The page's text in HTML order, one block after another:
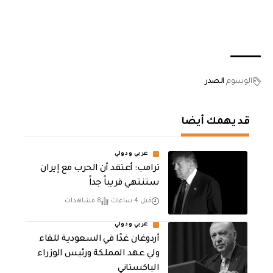
الوسوم الصدر
قد يهمك أيضا
عربي ودولي
‏ترامب: أعتقد أن الحرب مع إيران
ستنتهي قريباً جداً
قبل 4 ساعات 8 مشاهدات
عربي ودولي
أردوغان غدًا في السعودية للقاء
ولي عهد المملكة ورئيس الوزراء
الباكستاني